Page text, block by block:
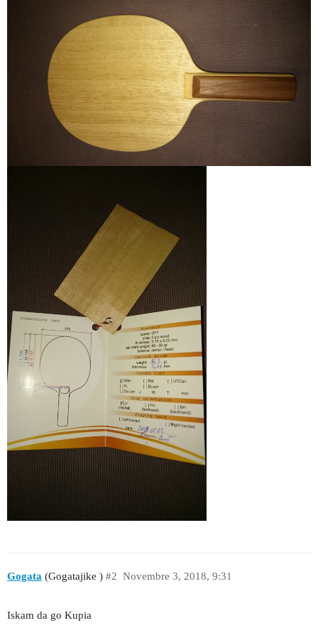
Gogata (Gogatajike ) Novembre 3, 2018, 9:31
#2
Iskam da go Kupia